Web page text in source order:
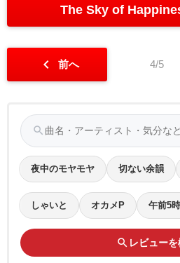
The Sky of
chevron_left 前へ 4/5
search
夜中のモヤモヤ 切ない余韻
しゃいと オカメP 午前5
search レビュー